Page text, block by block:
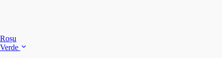
Roșu
Verde